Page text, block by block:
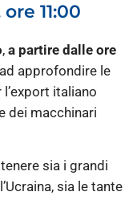
11:00
, a partire dalle ore
approfondire le
italiano
dei macchinari
sia i grandi
sia le tante